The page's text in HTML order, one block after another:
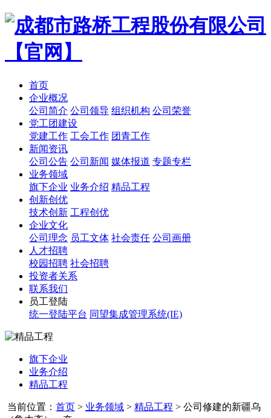
首页
企业概况
公司简介 公司领导 组织机构 公司荣誉
党工团建设
党建工作 工会工作 团青工作
新闻资讯
公司公告 公司新闻 媒体报道 专题专栏
业务领域
旗下企业 业务介绍 精品工程
创新创优
技术创新 工程创优
企业文化
公司理念 员工文体 社会责任 公司画册
人才招聘
校园招聘 社会招聘
投资者关系
联系我们
员工登陆
统一登陆平台 同望集成管理系统(IE)
旗下企业
业务介绍
精品工程
当前位置： 首页 > 业务领域 > 精品工程 > 公司修建的新疆乌